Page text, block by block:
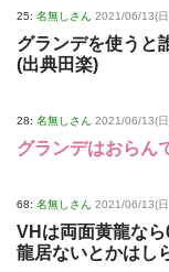
25: 名無しさん 2021/06/13(
グランデを使うと
(出典田楽)
28: 名無しさん 2021/06/13(
グランデはおらん
68: 名無しさん 2021/06/13(
VHは両面黄龍な
龍居ないとかはし